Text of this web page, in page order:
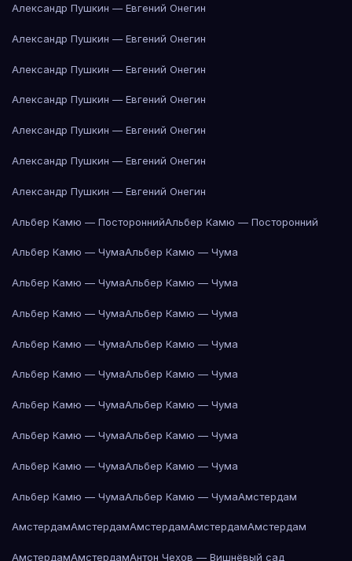
Александр Пушкин — Евгений Онегин
Александр Пушкин — Евгений Онегин
Александр Пушкин — Евгений Онегин
Александр Пушкин — Евгений Онегин
Александр Пушкин — Евгений Онегин
Александр Пушкин — Евгений Онегин
Александр Пушкин — Евгений Онегин
Альбер Камю — ПостороннийАльбер Камю — Посторонний
Альбер Камю — ЧумаАльбер Камю — Чума
Альбер Камю — ЧумаАльбер Камю — Чума
Альбер Камю — ЧумаАльбер Камю — Чума
Альбер Камю — ЧумаАльбер Камю — Чума
Альбер Камю — ЧумаАльбер Камю — Чума
Альбер Камю — ЧумаАльбер Камю — Чума
Альбер Камю — ЧумаАльбер Камю — Чума
Альбер Камю — ЧумаАльбер Камю — Чума
Альбер Камю — ЧумаАльбер Камю — ЧумаАмстердам
АмстердамАмстердамАмстердамАмстердамАмстердам
АмстердамАмстердамАнтон Чехов — Вишнёвый сад